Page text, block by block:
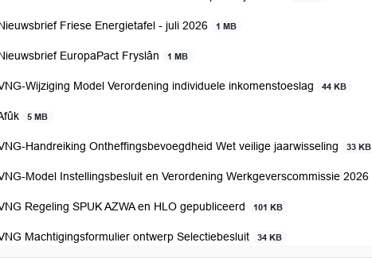
Friese Energietafel - juli 2026 1 MB
EuropaPact Fryslân 1 MB
Wijziging Model Verordening individuele inkomenstoeslag 44 KB
5 MB
Handreiking Ontheffingsbevoegdheid Wet veilige jaarwisseling 33 KB
Model Instellingsbesluit en Verordening Werkgeverscommissie 2026
Regeling SPUK AZWA en HLO gepubliceerd 101 KB
Machtigingsformulier ontwerp Selectiebesluit 34 KB